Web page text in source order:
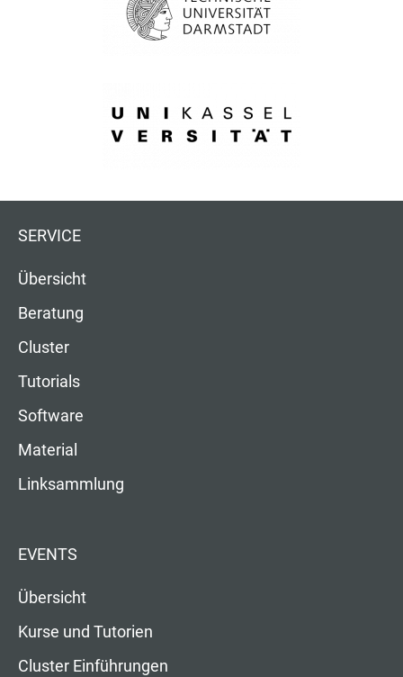
SERVICE
Übersicht
Beratung
Cluster
Tutorials
Software
Material
Linksammlung
EVENTS
Übersicht
Kurse und Tutorien
Cluster Einführungen